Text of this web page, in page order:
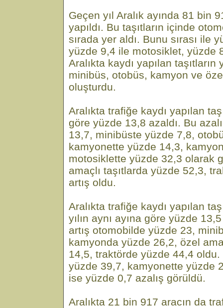
Geçen yıl Aralık ayında 81 bin
yapıldı. Bu taşıtların içinde
sırada yer aldı. Bunu sırası ile
yüzde 9,4 ile motosiklet, yüzde
Aralıkta kaydı yapılan
minibüs, otobüs, kamyon ve
oluşturdu.
Aralıkta trafiğe kaydı yapılan
göre yüzde 13,8 azaldı. Bu
13,7, minibüste yüzde 7,8,
kamyonette yüzde 14,3,
motosiklette yüzde 32,3 olarak
amaçlı taşıtlarda yüzde 52,3,
artış oldu.
Aralıkta trafiğe kaydı yapılan
yılın aynı ayına göre yüzde
artış otomobilde yüzde 23,
kamyonda yüzde 26,2, özel
14,5, traktörde yüzde 44,4 oldu.
yüzde 39,7, kamyonette yüzde
ise yüzde 0,7 azalış görüldü.
Aralıkta 21 bin 917 aracın da